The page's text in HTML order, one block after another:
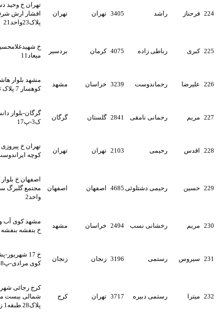
راشد 3405 تهران
تهران خ وحید دستگردی شهید
افشار ارش شرقی -کریمی
رباطی زاده 4075 کرمان بردسیر
خ شهیدغلامحسین پور- ک
رحماندوست 3239 خراسان مشهد
مشهد بلوار هاشمیه هاشمیه 79
کوهسار 7 پلاک 38
رحمانی نامقی 2841 گلستان گرگان
گرگان-بلوار دانش-دانش3-نبش
رحیمی 2103 تهران
تهران خ پیروزی خ افراسیابی
کوچه ایراندوست پ53
رحیمی دشتلوئی 4685 اصفهان اصفهان
اصفهان خ بلوار کشاورز خ مفتح
مجتمع گلبرگ ساختمان سینا
رخشانی نسب 2494 خراسان مشهد
مشهد کوی آب وبرق میدان خیام
خ بنفشه بنفشه 13پلاک47
رستمی 3196 زنجان
خ 17 شهریور-پشت استادیوم-
کوی مرادی-پ8
رستمی دبیره 3717 تهران کرج
کرج رجائی شهر بلوار جمهوری
شمالی بیست متری سیدالشهدا